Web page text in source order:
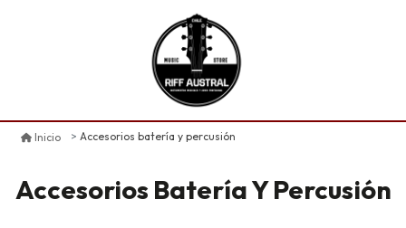
Inicio Accesorios batería y percusión
Accesorios Batería Y Percusión